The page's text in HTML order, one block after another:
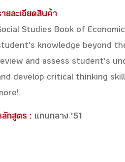
ายละเอียดสินค้า
Studies Book of
knowledge beyond
and assess student's
develop critical thinking
ลักสูตร : แกนกลาง '51